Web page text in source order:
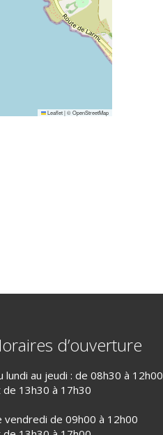
Leaflet|©OpenStreetMap
d’ouverture
lundi au jeudi : de 08h30 à 12h00
de 13h30 à 17h30
vendredi de 09h00 à 12h00